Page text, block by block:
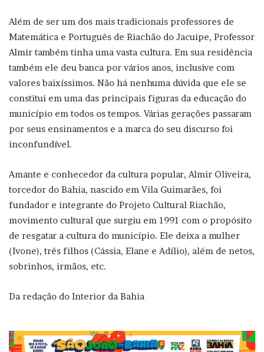
Além de ser um dos mais tradicionais professores de
Matemática e Português de Riachão do Jacuipe, Professor
Almir também tinha uma vasta cultura. Em sua residência
também ele deu banca por vários anos, inclusive com
valores baixíssimos. Não há nenhuma dúvida que ele se
constitui em uma das principais figuras da educação do
município em todos os tempos. Várias gerações passaram
por seus ensinamentos e a marca do seu discurso foi
inconfundível.
Amante e conhecedor da cultura popular, Almir Oliveira,
torcedor do Bahia, nascido em Vila Guimarães, foi
fundador e integrante do Projeto Cultural Riachão,
movimento cultural que surgiu em 1991 com o propósito
de resgatar a cultura do município. Ele deixa a mulher
(Ivone), três filhos (Cássia, Elane e Adílio), além de netos,
sobrinhos, irmãos, etc.
Da redação do Interior da Bahia